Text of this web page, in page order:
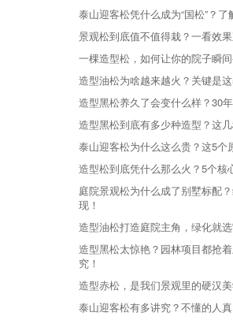
泰山迎客松凭什么成为“国松”？了
景观松到底值不值得栽？一看效果
一棵造型松，如何让你的院子瞬
造型油松为啥越来越火？关键是这
造型黑松养久了会变什么样？30
造型黑松到底有多少种造型？这
泰山迎客松为什么这么贵？这5个
造型松到底凭什么那么火？5个核
庭院景观松为什么成了别墅标配
现！
造型油松打造庭院主角，绿化就
造型黑松太惊艳？园林项目都抢
究！
造型赤松，是我们景观里的硬汉美
泰山迎客松有多讲究？不懂的人